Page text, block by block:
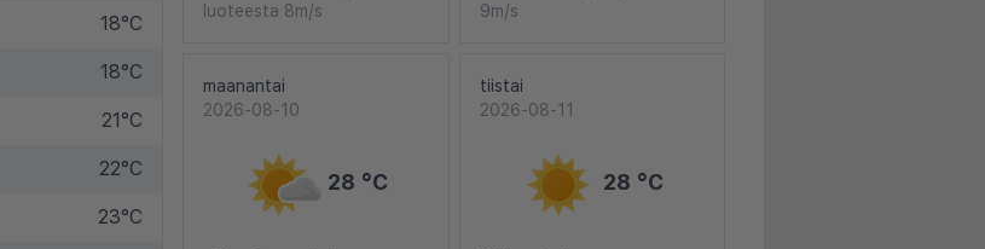
18°C
18°C
21°C
22°C
23°C
luoteesta 8m/s
9m/s
maanantai
2026-08-10
28 °C
tiistai
2026-08-11
28 °C